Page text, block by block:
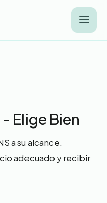
Elige Bien
a su alcance.
adecuado y recibir